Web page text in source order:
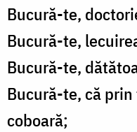
Bucură-te,
Bucură-te,
Bucură-te,
Bucură-te, că
coboară;